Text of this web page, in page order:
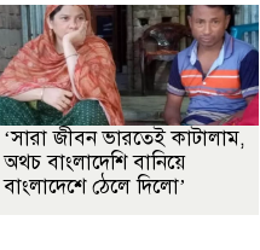
‘সারা জীবন ভারতেই কাটালাম,
অথচ বাংলাদেশি বানিয়ে
বাংলাদেশে ঠেলে দিলো’